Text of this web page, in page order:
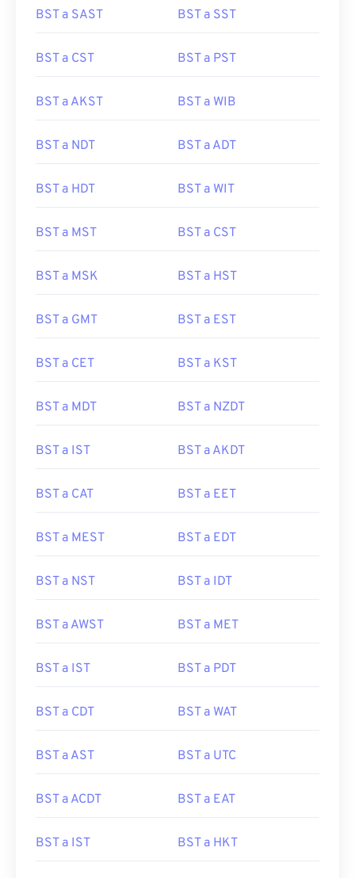
BST a SAST BST a SST
BST a CST BST a PST
BST a AKST BST a WIB
BST a NDT BST a ADT
BST a HDT BST a WIT
BST a MST BST a CST
BST a MSK BST a HST
BST a GMT BST a EST
BST a CET BST a KST
BST a MDT BST a NZDT
BST a IST BST a AKDT
BST a CAT BST a EET
BST a MEST BST a EDT
BST a NST BST a IDT
BST a AWST BST a MET
BST a IST BST a PDT
BST a CDT BST a WAT
BST a AST BST a UTC
BST a ACDT BST a EAT
BST a IST BST a HKT